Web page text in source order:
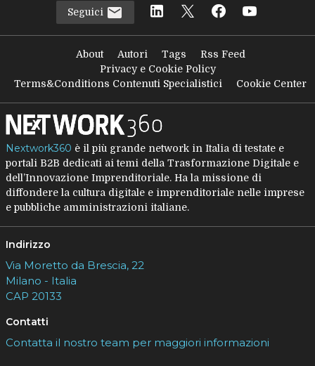
Seguici
About Autori Tags
Rss Feed
Privacy e Cookie Policy
Terms&Conditions Contenuti Specialistici
Cookie Center
Nextwork360 è il più grande network in Italia di testate e
portali B2B dedicati ai temi della Trasformazione Digitale e
dell’Innovazione Imprenditoriale. Ha la missione di
diffondere la cultura digitale e imprenditoriale nelle imprese
e pubbliche amministrazioni italiane.
Indirizzo
Via Moretto da Brescia, 22
Milano - Italia
CAP 20133
Contatti
Contatta il nostro team per maggiori informazioni